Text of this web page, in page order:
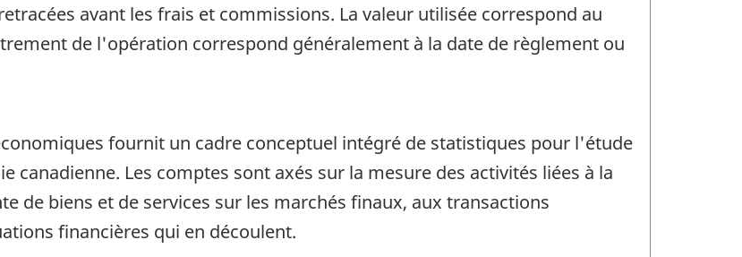
avant les frais et commissions. La valeur utilisée correspond au
de l'opération correspond généralement à la date de règlement ou
fournit un cadre conceptuel intégré de statistiques pour l'étude
Les comptes sont axés sur la mesure des activités liées à la
de biens et de services sur les marchés finaux, aux transactions
financières qui en découlent.